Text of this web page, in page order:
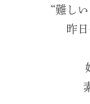
“難し
昨